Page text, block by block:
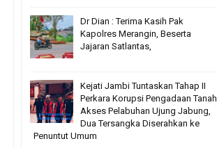
Dr Dian : Terima Kasih Pak
Kapolres Merangin, Beserta
Jajaran Satlantas,
Kejati Jambi Tuntaskan Tahap II
Perkara Korupsi Pengadaan Tanah
Akses Pelabuhan Ujung Jabung,
Dua Tersangka Diserahkan ke
Penuntut Umum